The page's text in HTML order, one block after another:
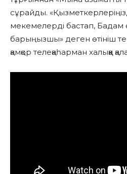
сұрайды.
мекемелерді бастап, Бадам
барыңызшы» деген өтініш
қамқор телеқаһарман халыққа